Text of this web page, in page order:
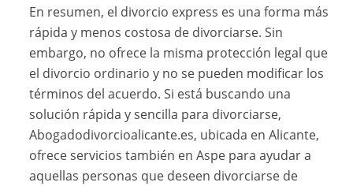
En resumen, el divorcio express es una forma más
rápida y menos costosa de divorciarse. Sin
embargo, no ofrece la misma protección legal que
el divorcio ordinario y no se pueden modificar los
términos del acuerdo. Si está buscando una
solución rápida y sencilla para divorciarse,
Abogadodivorcioalicante.es, ubicada en Alicante,
ofrece servicios también en Aspe para ayudar a
aquellas personas que deseen divorciarse de